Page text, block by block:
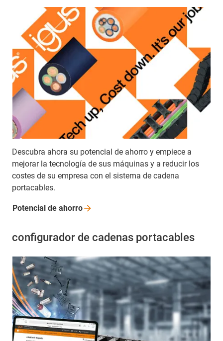
Descubra ahora su potencial de ahorro y empiece a
mejorar la tecnología de sus máquinas y a reducir los
costes de su empresa con el sistema de cadena
portacables.
Potencial de ahorro
configurador de cadenas portacables